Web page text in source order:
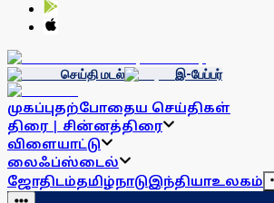
செய்தி மடல் இ-பேப்பர்
முகப்புதற்போதைய செய்திகள்
திரை | சின்னத்திரை
விளையாட்டு
லைஃப்ஸ்டைல்
ஜோதிடம்தமிழ்நாடுஇந்தியாஉலகம்